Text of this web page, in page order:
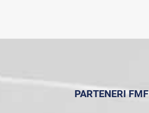
PARTENERI FMF